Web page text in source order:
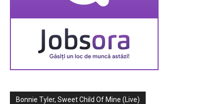
Bonnie Tyler, Sweet Child Of Mine (Live)